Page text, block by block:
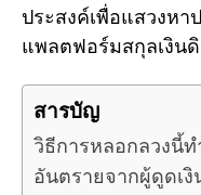
ประสงค์เพื่อแสวงหา
แพลตฟอร์มสกุลเงิน
สารบัญ
วิธีการหลอกลวงนี้ท
อันตรายจากผู้ดูดเงิ